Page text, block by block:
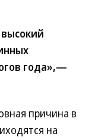
года»,—
причина в
на